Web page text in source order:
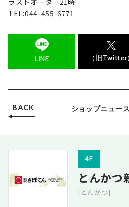
ラストオーダー21時
TEL:044-455-6771
LINE （旧Twitter）
BACK ショップニュー
4F
とんかつ
[とんかつ]